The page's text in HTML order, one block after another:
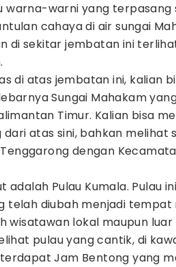
warna-warni yang terpasang
cahaya di air sungai
di sekitar jembatan ini
di atas jembatan ini, kalian
Sungai Mahakam
Timur. Kalian bisa
atas sini, bahkan melihat
dengan
adalah Pulau Kumala. Pulau
telah diubah menjadi
wisatawan lokal maupun luar
pulau yang cantik, di
Jam Bentong yang